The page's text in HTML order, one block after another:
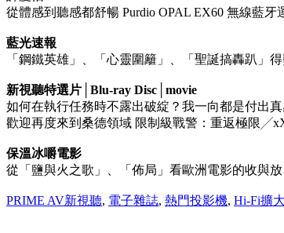
從體感到聽感都舒暢 Purdio OPAL EX60 無線藍
藍光速報
「鋼鐵英雄」、「心靈圍籬」、「聖誕搞轟趴」
新視聽特選片│Blu-ray Disc│movie
如何在執行任務時不露出破綻？我一向都是付
歡迎再度來到桑德領域 限制級戰警：重返極限
保溫冰嚼電影
從「鹽與火之歌」、「佈局」看歐洲電影的收與
PRIME AV新視聽, 電子雜誌, 熱門投影機, Hi-Fi擴